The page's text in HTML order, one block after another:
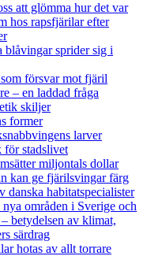
att glömma hur det var
hos rapsfjärilar efter
blåvingar sprider sig i
försvar mot fjäril
– en laddad fråga
skiljer
former
larver
för stadslivet
miljontals dollar
kan ge fjärilsvingar färg
danska habitatspecialister
områden i Sverige och
– betydelsen av klimat,
särdrag
hotas av allt torrare